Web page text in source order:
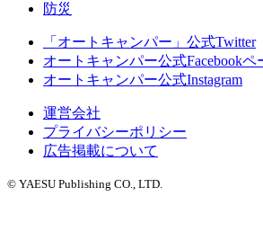
防災
「オートキャンパー」公式Twitter
オートキャンパー公式Facebookペ
オートキャンパー公式Instagram
運営会社
プライバシーポリシー
広告掲載について
© YAESU Publishing CO., LTD.